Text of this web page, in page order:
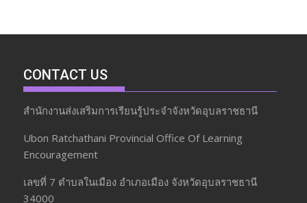
CONTACT US
สำนักงานส่งเสริมการเรียนรู้ประจำจังหวัดอุบลราชธานี
Ubon Ratchathani Provincial Office Of Learning
Encouragement
เลขที่ 7 ตำบลในเมือง อำเภอเมือง จังหวัดอุบลราชธานี
34000